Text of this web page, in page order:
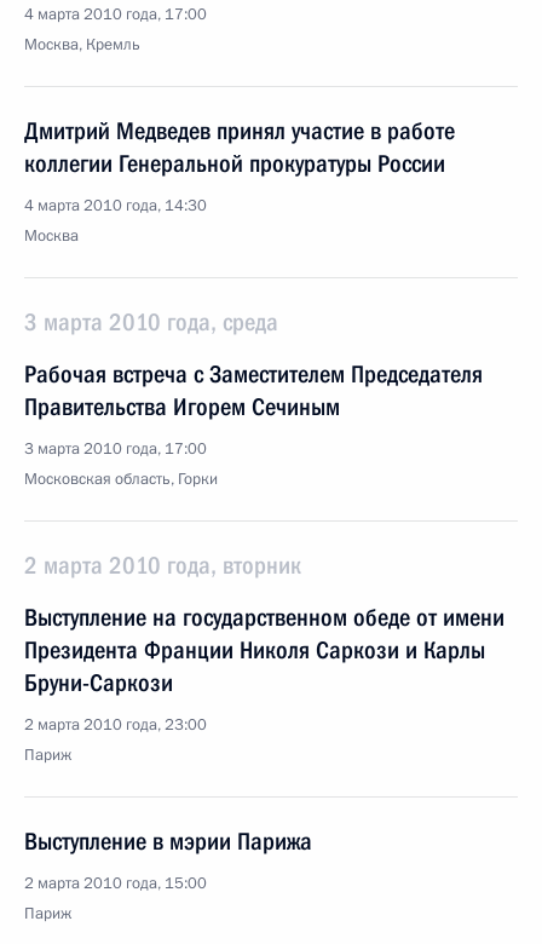
4 марта 2010 года, 17:00
Москва, Кремль
Дмитрий Медведев принял участие в работе
коллегии Генеральной прокуратуры России
4 марта 2010 года, 14:30
Москва
3 марта 2010 года, среда
Рабочая встреча с Заместителем Председателя
Правительства Игорем Сечиным
3 марта 2010 года, 17:00
Московская область, Горки
2 марта 2010 года, вторник
Выступление на государственном обеде от имени
Президента Франции Николя Саркози и Карлы
Бруни-Саркози
2 марта 2010 года, 23:00
Париж
Выступление в мэрии Парижа
2 марта 2010 года, 15:00
Париж